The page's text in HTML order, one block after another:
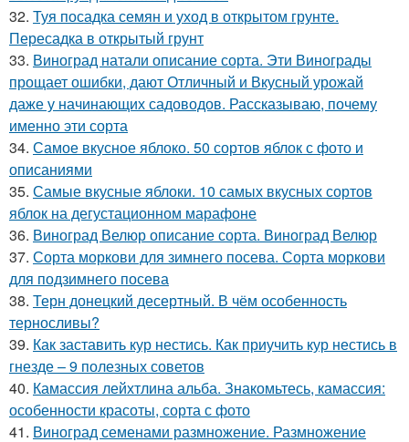
32. Туя посадка семян и уход в открытом грунте.
Пересадка в открытый грунт
33. Виноград натали описание сорта. Эти Винограды
прощает ошибки, дают Отличный и Вкусный урожай
даже у начинающих садоводов. Рассказываю, почему
именно эти сорта
34. Самое вкусное яблоко. 50 сортов яблок с фото и
описаниями
35. Самые вкусные яблоки. 10 самых вкусных сортов
яблок на дегустационном марафоне
36. Виноград Велюр описание сорта. Виноград Велюр
37. Сорта моркови для зимнего посева. Сорта моркови
для подзимнего посева
38. Терн донецкий десертный. В чём особенность
терносливы?
39. Как заставить кур нестись. Как приучить кур нестись в
гнезде – 9 полезных советов
40. Камассия лейхтлина альба. Знакомьтесь, камассия:
особенности красоты, сорта с фото
41. Виноград семенами размножение. Размножение